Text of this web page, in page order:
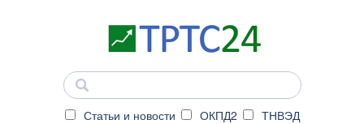
Статьи и новости ОКПД2 ТНВЭД